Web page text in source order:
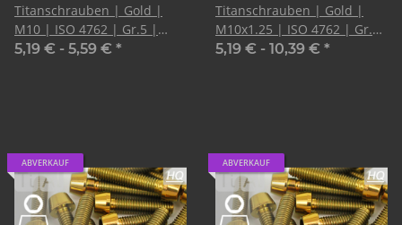
Titanschrauben | Gold |
M10 | ISO 4762 | Gr.5 |
konischer Kopf
5,19 € - 5,59 € *
Titanschrauben | Gold |
M10x1.25 | ISO 4762 | Gr.5
| konischer Kopf
5,19 € - 10,39 € *
ABVERKAUF ABVERKAUF